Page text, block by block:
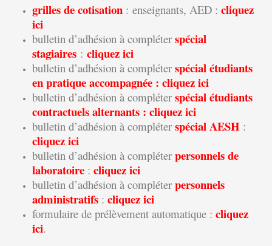
grilles de cotisation :enseignants, AED :cliquez
ici
bulletin d’adhésion à compléterspécial
stagiaires :cliquez ici
bulletin d’adhésion à compléterspécial étudiants
en pratique accompagnée :cliquez ici
bulletin d’adhésion à compléterspécial étudiants
contractuels alternants :cliquez ici
bulletin d’adhésion à compléterspécial AESH :
cliquez ici
bulletin d’adhésion à compléterpersonnels de
laboratoire :cliquez ici
bulletin d’adhésion à compléterpersonnels
administratifs :cliquez ici
formulaire de prélèvement automatique :cliquez
ici.